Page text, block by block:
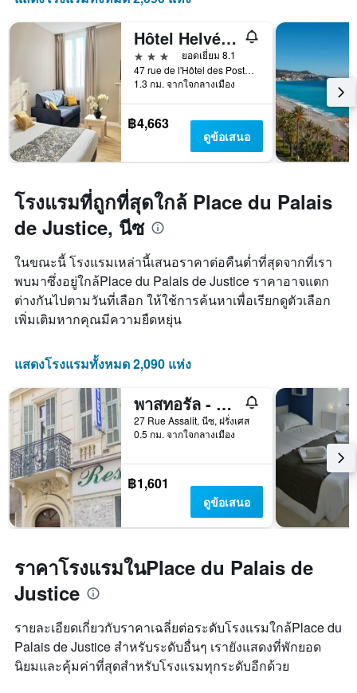
ของ
สัปดาห์
แกน
Y
1
แกน
แแส
ดง
เฉลี่ย
ของ
ห้อง
พัก
Hôtel Helvétique
3 ดาว
ยอดเยี่ยม 8.1
47 rue de l'Hôtel des Postes, นีซ, ฝรั่งเศส
1.3 กม. จากใจกลางเมือง
฿4,663
ดูข้อเสนอ
โรงแรมที่ถูกที่สุดใกล้ Place du Palais
de Justice, นีซ
ในขณะนี้ โรงแรมเหล่านี้เสนอราคาต่อคืนต่ำที่สุดจากที่เรา
พบมาซึ่งอยู่ใกล้Place du Palais de Justice ราคาอาจแตก
ต่างกันไปตามวันที่เลือก ให้ใช้การค้นหาเพื่อเรียกดูตัวเลือก
เพิ่มเติมหากคุณมีความยืดหยุ่น
แสดงโรงแรมทั้งหมด 2,090 แห่ง
พาสทอรัล - โฮสเทล
27 Rue Assalit, นีซ, ฝรั่งเศส
0.5 กม. จากใจกลางเมือง
฿1,601
ดูข้อเสนอ
ราคาโรงแรมในPlace du Palais de
Justice
รายละเอียดเกี่ยวกับราคาเฉลี่ยต่อระดับโรงแรมใกล้Place du
Palais de Justice สำหรับระดับอื่นๆ เรายังแสดงที่พักยอด
นิยมและคุ้มค่าที่สุดสำหรับโรงแรมทุกระดับอีกด้วย